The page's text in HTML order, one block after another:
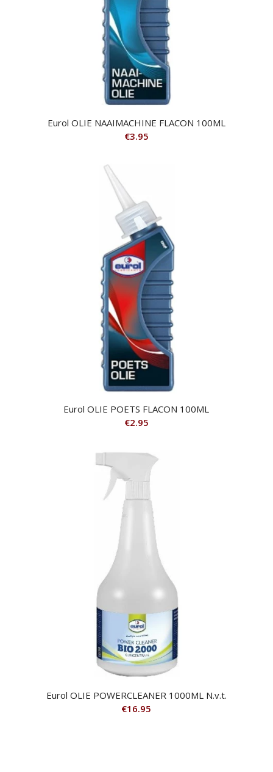
Eurol OLIE NAAIMACHINE FLACON 100ML
€3.95
Eurol OLIE POETS FLACON 100ML
€2.95
Eurol OLIE POWERCLEANER 1000ML N.v.t.
€16.95